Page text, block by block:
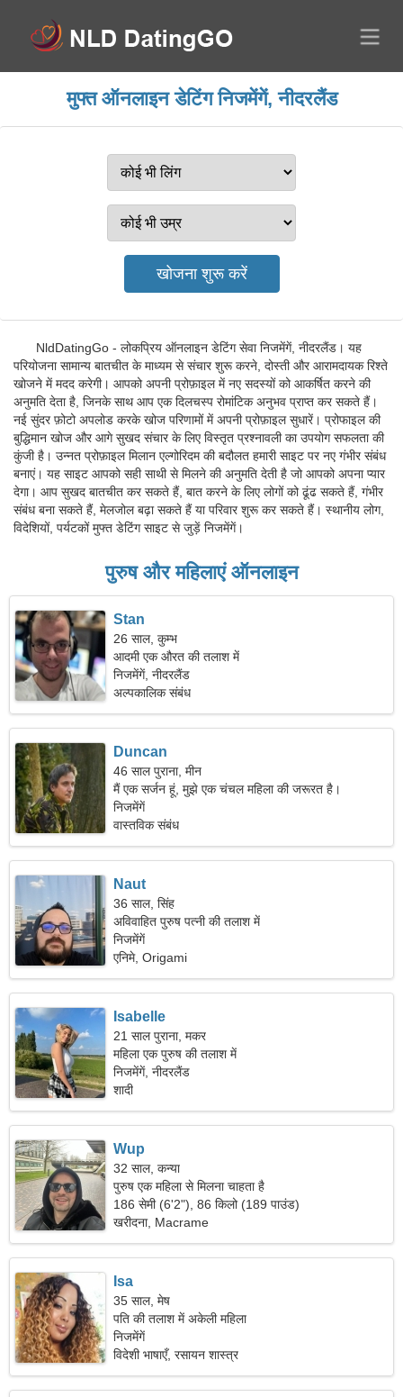
मुफ्त ऑनलाइन डेटिंग निजमेंगें, नीदरलैंड
NldDatingGo - लोकप्रिय ऑनलाइन डेटिंग सेवा निजमेंगें, नीदरलैंड। यह
परियोजना सामान्य बातचीत के माध्यम से संचार शुरू करने, दोस्ती और आरामदायक रिश्ते
खोजने में मदद करेगी। आपको अपनी प्रोफ़ाइल में नए सदस्यों को आकर्षित करने की
अनुमति देता है, जिनके साथ आप एक दिलचस्प रोमांटिक अनुभव प्राप्त कर सकते हैं।
नई सुंदर फ़ोटो अपलोड करके खोज परिणामों में अपनी प्रोफ़ाइल सुधारें। प्रोफाइल की
बुद्धिमान खोज और आगे सुखद संचार के लिए विस्तृत प्रश्नावली का उपयोग सफलता की
कुंजी है। उन्नत प्रोफ़ाइल मिलान एल्गोरिदम की बदौलत हमारी साइट पर नए गंभीर संबंध
बनाएं। यह साइट आपको सही साथी से मिलने की अनुमति देती है जो आपको अपना प्यार
देगा। आप सुखद बातचीत कर सकते हैं, बात करने के लिए लोगों को ढूंढ सकते हैं, गंभीर
संबंध बना सकते हैं, मेलजोल बढ़ा सकते हैं या परिवार शुरू कर सकते हैं। स्थानीय लोग,
विदेशियों, पर्यटकों मुफ्त डेटिंग साइट से जुड़ें निजमेंगें।
पुरुष और महिलाएं ऑनलाइन
Stan
26 साल, कुम्भ
आदमी एक औरत की तलाश में
निजमेंगें, नीदरलैंड
अल्पकालिक संबंध
Duncan
46 साल पुराना, मीन
मैं एक सर्जन हूं, मुझे एक चंचल महिला की जरूरत है।
निजमेंगें
वास्तविक संबंध
Naut
36 साल, सिंह
अविवाहित पुरुष पत्नी की तलाश में
निजमेंगें
एनिमे, Origami
Isabelle
21 साल पुराना, मकर
महिला एक पुरुष की तलाश में
निजमेंगें, नीदरलैंड
शादी
Wup
32 साल, कन्या
पुरुष एक महिला से मिलना चाहता है
186 सेमी (6'2"), 86 किलो (189 पाउंड)
खरीदना, Macrame
Isa
35 साल, मेष
पति की तलाश में अकेली महिला
निजमेंगें
विदेशी भाषाएँ, रसायन शास्त्र